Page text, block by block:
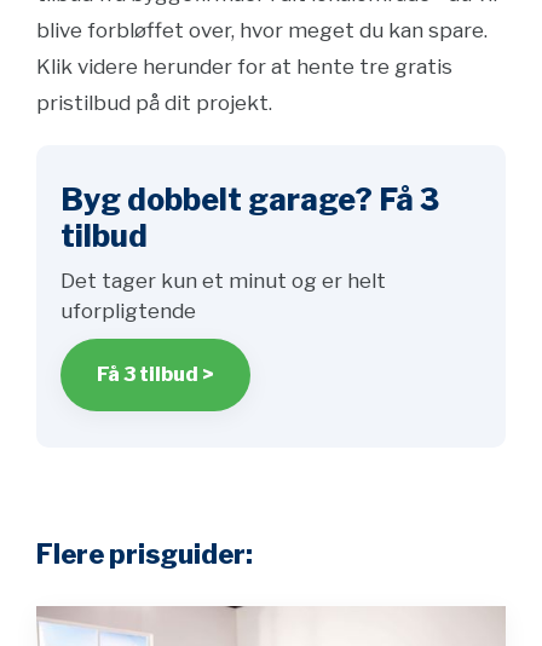
blive forbløffet over, hvor meget du kan spare.
Klik videre herunder for at hente tre gratis
pristilbud på dit projekt.
Byg dobbelt garage? Få 3
tilbud
Det tager kun et minut og er helt
uforpligtende
Få 3 tilbud >
Flere prisguider: